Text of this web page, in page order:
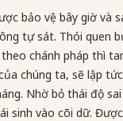
bảo vệ bây giờ và
tự sát. Thói quen
chánh pháp thì
chúng ta, sẽ lập
Nhờ bỏ thái độ
sinh vào cõi dữ.